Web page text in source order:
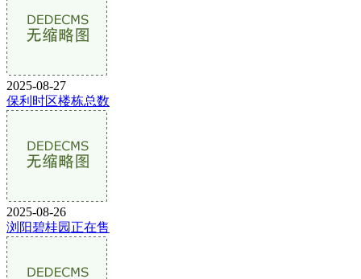
2025-08-27
保利时区楼栋总数
2025-08-26
浏阳碧桂园正在售